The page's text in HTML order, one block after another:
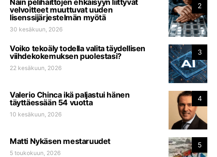
2
velvoitteet muuttuvat uuden
lisenssijärjestelmän myötä
30 kesäkuun, 2026
3
Voiko tekoäly todella valita täydellisen
viihdekokemuksen puolestasi?
22 kesäkuun, 2026
4
Valerio Chinca ikä paljastui hänen
täyttäessään 54 vuotta
10 kesäkuun, 2026
5
Matti Nykäsen mestaruudet
5 toukokuun, 2026